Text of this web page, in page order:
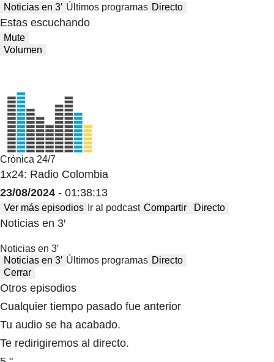
Noticias en 3′ Últimos programas Directo
Estas escuchando
Mute
Volumen
Crónica 24/7
1x24: Radio Colombia
23/08/2024 - 01:38:13
Ver más episodios Ir al podcast Compartir Directo
Noticias en 3′
Noticias en 3′
Noticias en 3′ Últimos programas Directo
Cerrar
Otros episodios
Cualquier tiempo pasado fue anterior
Tu audio se ha acabado.
Te redirigiremos al directo.